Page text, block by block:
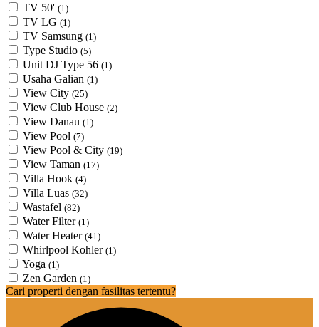
TV 50' (1)
TV LG (1)
TV Samsung (1)
Type Studio (5)
Unit DJ Type 56 (1)
Usaha Galian (1)
View City (25)
View Club House (2)
View Danau (1)
View Pool (7)
View Pool & City (19)
View Taman (17)
Villa Hook (4)
Villa Luas (32)
Wastafel (82)
Water Filter (1)
Water Heater (41)
Whirlpool Kohler (1)
Yoga (1)
Zen Garden (1)
Cari properti dengan fasilitas tertentu?